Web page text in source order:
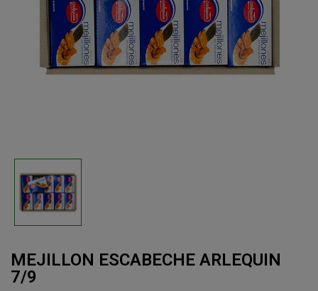
MEJILLON ESCABECHE ARLEQUIN
7/9